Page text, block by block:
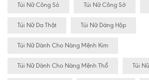
Túi Nữ Công Sỏ Túi Nữ Công Sở
Túi Nữ Da Thật Túi Nữ Dáng Hộp
Túi Nữ Dành Cho Nàng Mệnh Kim
Túi Nữ Dành Cho Nàng Mệnh Thổ Túi